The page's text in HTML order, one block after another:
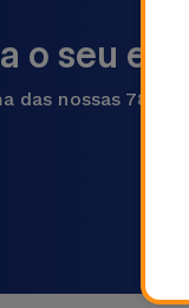
o seu
das nossas 78